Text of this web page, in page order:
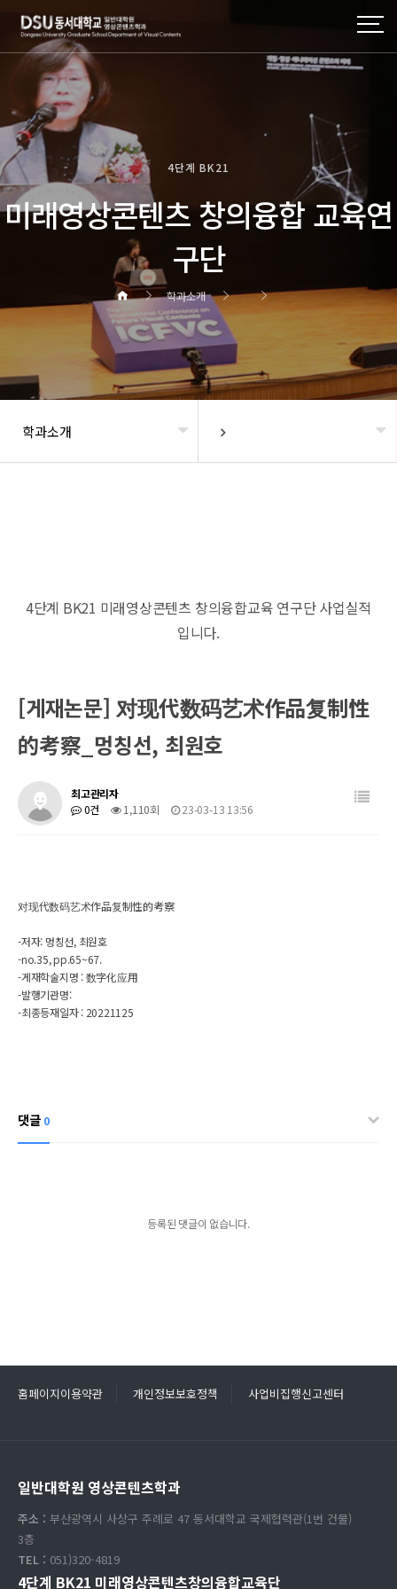
4단계 BK21
미래영상콘텐츠 창의융합 교육연
구단
학과소개
학과소개
4단계 BK21 미래영상콘텐츠 창의융합교육 연구단 사업실적
입니다.
[게재논문] 对现代数码艺术作品复制性
的考察_멍칭선, 최원호
최고관리자
0건
1,110회 23-03-13 13:56
对现代数码艺术作品复制性的考察
-저자: 멍칭선, 최원호
-no.35, pp.65~67.
-게재학술지명 :数字化应用
-발행기관명:
-최종등재일자 : 20221125
댓글 0
등록된 댓글이 없습니다.
홈페이지이용약관 개인정보보호정책 사업비집행신고센터
일반대학원 영상콘텐츠학과
주소 : 부산광역시 사상구 주례로 47 동서대학교 국제협력관(1번 건물)
3층
TEL : 051)320-4819
4단계 BK21 미래영상콘텐츠창의융합교육단